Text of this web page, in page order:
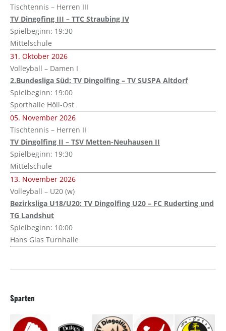
Tischtennis – Herren III
TV Dingofing III – TTC Straubing IV
Spielbeginn: 19:30
Mittelschule
31. Oktober 2026
Volleyball – Damen I
2.Bundesliga Süd: TV Dingolfing – TV SUSPA Altdorf
Spielbeginn: 19:00
Sporthalle Höll-Ost
05. November 2026
Tischtennis – Herren II
TV Dingolfing II – TSV Metten-Neuhausen II
Spielbeginn: 19:30
Mittelschule
13. November 2026
Volleyball – U20 (w)
Bezirksliga U18/U20: TV Dingolfing U20 – FC Ruderting und
TG Landshut
Spielbeginn: 10:00
Hans Glas Turnhalle
Sparten